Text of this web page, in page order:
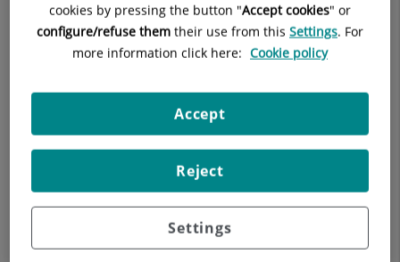
Tensión Muscular a Causa del Estrés:
Síntomas, Tratamiento y Prevención
• El estrés es una patología cada vez más relevante en
la sociedad actual que afecta a un gran porcentaje de
TRAUMATOLOGÍA Y CIRUGÍA ORTOPÉDICA
cookies by pressing the button "Accept cookies" or
configure/refuse them their use from this Settings. For
more information click here: Cookie policy
Settings
Reject
Accept